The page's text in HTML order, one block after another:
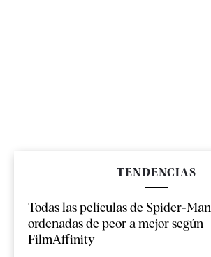
TENDENCIAS
Todas las películas de Spider-Man
ordenadas de peor a mejor según
FilmAffinity